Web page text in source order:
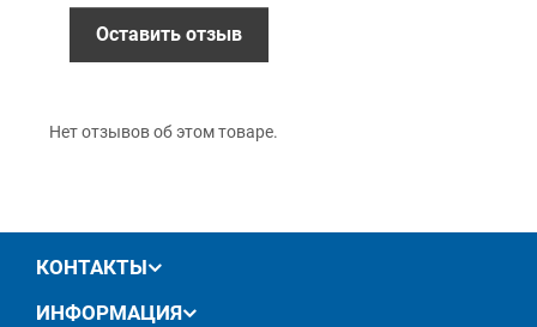
Гарантия
12 месяцевофициальной гарантии от
обмен / возврат товара в течение 14 дней
Оставить отзыв
Нет отзывов об этом товаре.
КОНТАКТЫ
ИНФОРМАЦИЯ